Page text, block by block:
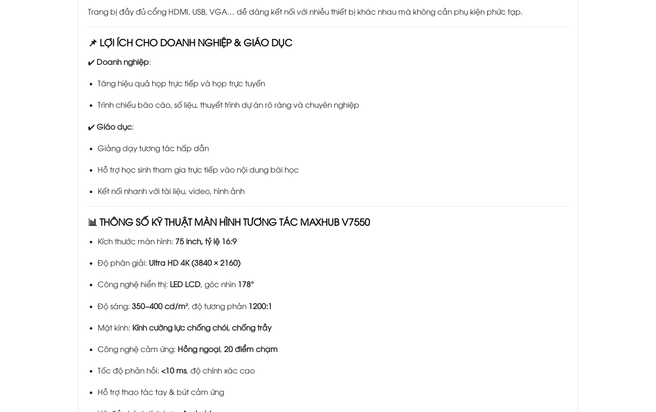
Trang bị đầy đủ cổng HDMI, USB, VGA… dễ dàng kết nối với nhiều thiết bị khác nhau mà không cần phụ kiện phức tạp.
📌 LỢI ÍCH CHO DOANH NGHIỆP & GIÁO DỤC
✔️ Doanh nghiệp:
Tăng hiệu quả họp trực tiếp và họp trực tuyến
Trình chiếu báo cáo, số liệu, thuyết trình dự án rõ ràng và chuyên nghiệp
✔️Giáo dục:
Giảng dạy tương tác hấp dẫn
Hỗ trợ học sinh tham gia trực tiếp vào nội dung bài học
Kết nối nhanh với tài liệu, video, hình ảnh
📊THÔNG SỐ KỸ THUẬT MÀN HÌNH TƯƠNG TÁC MAXHUB V7550
Kích thước màn hình: 75 inch, tỷ lệ 16:9
Độ phân giải: Ultra HD 4K (3840 × 2160)
Công nghệ hiển thị: LED LCD, góc nhìn 178°
Độ sáng:350–400 cd/m² , độ tương phản 1200:1
Mặt kính: Kính cường lực chống chói, chống trầy
Công nghệ cảm ứng: Hồng ngoại ,20 điểm chạm
Tốc độ phản hồi:<10 ms, độ chính xác cao
Hỗ trợ thao tác tay & bút cảm ứng